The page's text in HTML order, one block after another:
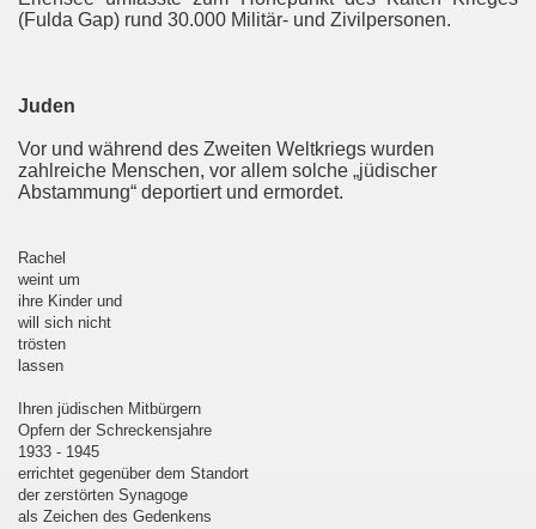
(Fulda Gap) rund 30.000 Militär- und Zivilpersonen.
Juden
Vor und während des Zweiten Weltkriegs wurden
zahlreiche Menschen, vor allem solche „jüdischer
Abstammung“ deportiert und ermordet.
Rachel
weint um
ihre Kinder und
will sich nicht
trösten
lassen
Ihren jüdischen Mitbürgern
Opfern der Schreckensjahre
1933 - 1945
errichtet gegenüber dem Standort
der zerstörten Synagoge
als Zeichen des Gedenkens